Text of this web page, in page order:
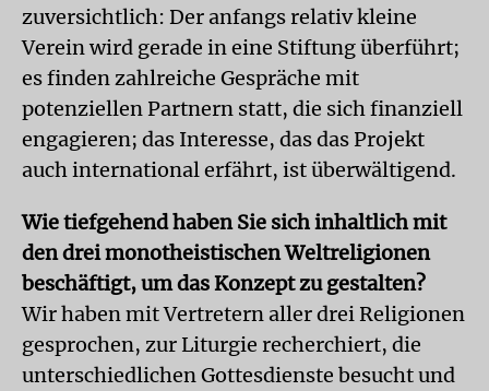
zuversichtlich: Der anfangs relativ kleine
Verein wird gerade in eine Stiftung überführt;
es finden zahlreiche Gespräche mit
potenziellen Partnern statt, die sich finanziell
engagieren; das Interesse, das das Projekt
auch international erfährt, ist überwältigend.
Wie tiefgehend haben Sie sich inhaltlich mit
den drei monotheistischen Weltreligionen
beschäftigt, um das Konzept zu gestalten?
Wir haben mit Vertretern aller drei Religionen
gesprochen, zur Liturgie recherchiert, die
unterschiedlichen Gottesdienste besucht und